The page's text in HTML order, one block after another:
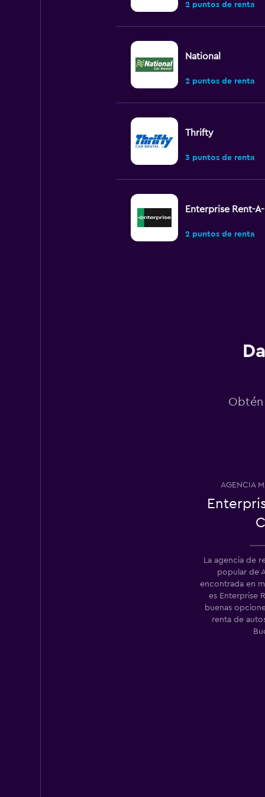
2 puntos de renta
National
2 puntos de renta
Thrifty
3 puntos de renta
Enterprise Rent-
2 puntos de renta
2 puntos de renta
1 punto de renta
AGENCIA
La agencia de
popular de
encontrada en
es Enterprise
buenas
renta de